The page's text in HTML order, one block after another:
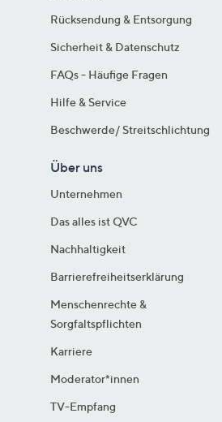
Rücksendung & Entsorgung
Sicherheit & Datenschutz
FAQs - Häufige Fragen
Hilfe & Service
Beschwerde/ Streitschlichtung
Über uns
Unternehmen
Das alles ist QVC
Nachhaltigkeit
Barrierefreiheitserklärung
Menschenrechte &
Sorgfaltspflichten
Karriere
Moderator*innen
TV-Empfang